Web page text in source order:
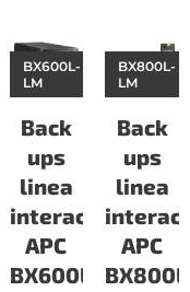
Back
ups
linea
interactiva
APC
BX600L-
BX600L-
LM
Back
ups
linea
APC
BX800L-
LM